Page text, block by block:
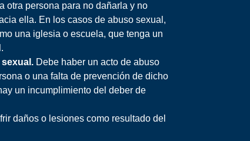
otra persona para no dañarla y no
ella. En los casos de abuso sexual,
una iglesia o escuela, que tenga un
Debe haber un acto de abuso
o una falta de prevención de dicho
un incumplimiento del deber de
daños o lesiones como resultado del